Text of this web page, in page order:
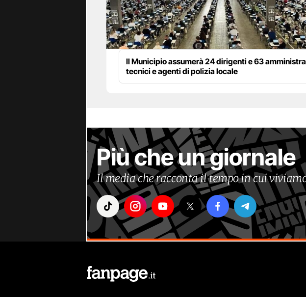
Il Municipio assumerà 24 dirigenti e 63
tecnici e agenti di polizia locale
Più che un giornale
Il media che racconta il tempo in cui